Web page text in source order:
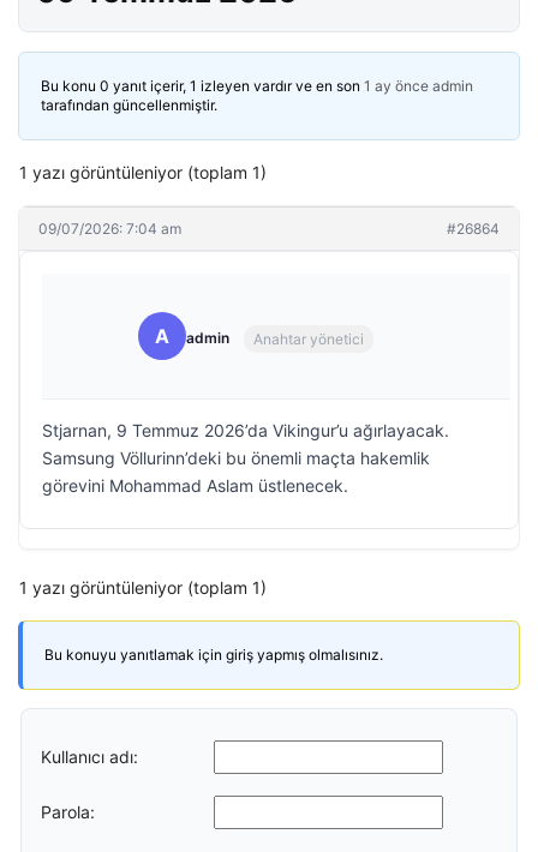
Bu konu 0 yanıt içerir, 1 izleyen vardır ve en son 1 ay önce admin
tarafından güncellenmiştir.
1 yazı görüntüleniyor (toplam 1)
09/07/2026: 7:04 am #26864
A admin Anahtar yönetici
Stjarnan, 9 Temmuz 2026’da Vikingur’u ağırlayacak.
Samsung Völlurinn’deki bu önemli maçta hakemlik
görevini Mohammad Aslam üstlenecek.
1 yazı görüntüleniyor (toplam 1)
Bu konuyu yanıtlamak için giriş yapmış olmalısınız.
Kullanıcı adı:
Parola: